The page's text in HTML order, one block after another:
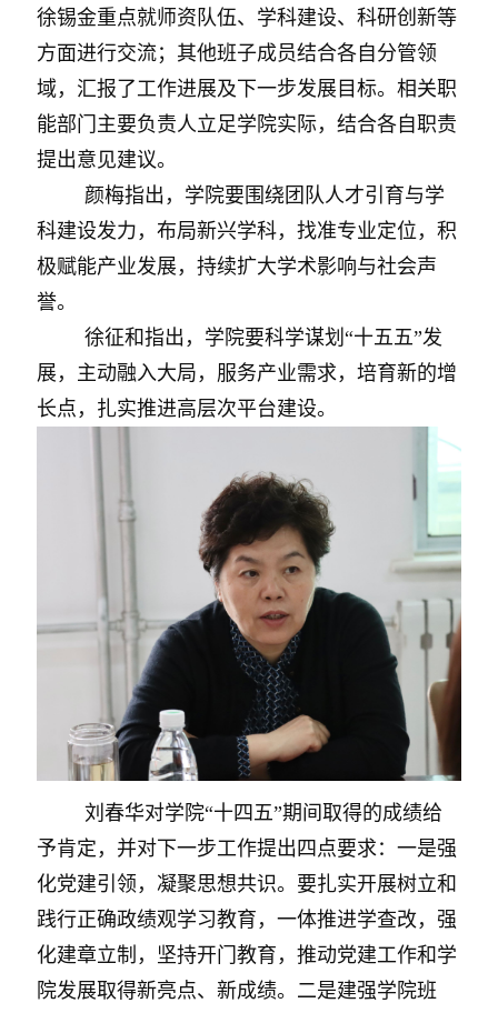
徐锡金重点就师资队伍、学科建设、科研创新等
方面进行交流；其他班子成员结合各自分管领
域，汇报了工作进展及下一步发展目标。相关职
能部门主要负责人立足学院实际，结合各自职责
提出意见建议。
颜梅指出，学院要围绕团队人才引育与学
科建设发力，布局新兴学科，找准专业定位，积
极赋能产业发展，持续扩大学术影响与社会声
誉。
徐征和指出，学院要科学谋划“十五五”发
展，主动融入大局，服务产业需求，培育新的增
长点，扎实推进高层次平台建设。
刘春华对学院“十四五”期间取得的成绩给
予肯定，并对下一步工作提出四点要求：一是强
化党建引领，凝聚思想共识。要扎实开展树立和
践行正确政绩观学习教育，一体推进学查改，强
化建章立制，坚持开门教育，推动党建工作和学
院发展取得新亮点、新成绩。二是建强学院班